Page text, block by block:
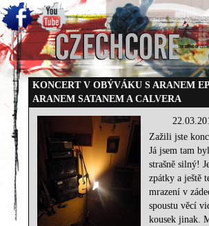
KONCERT V OBÝVÁKU S ARANEM
ARANEM SATANEM A CALVERA
Zažili jste
Já jsem tam
strašně silný!
zpátky a ještě
mrazení v
spoustu věcí
kousek jinak.